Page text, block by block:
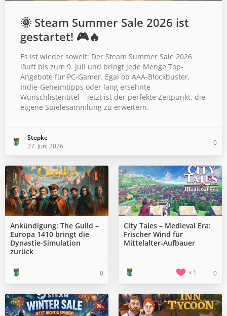
🌞 Steam Summer Sale 2026 ist
gestartet! 🎮🔥
Es ist wieder soweit: Der Steam Summer Sale 2026
läuft bis zum 9. Juli und bringt jede Menge Top-
Angebote für PC-Gamer. Egal ob AAA-Blockbuster,
Indie-Geheimtipps oder lang ersehnte
Wunschlistentitel – jetzt ist der perfekte Zeitpunkt, die
eigene Spielesammlung zu erweitern.
Stepke
27. Juni 2026
0
Ankündigung: The Guild –
Europa 1410 bringt die
Dynastie-Simulation
zurück
0
City Tales – Medieval Era:
Frischer Wind für
Mittelalter‑Aufbauer
1 0